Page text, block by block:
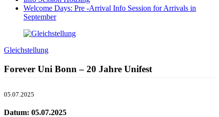
Welcome Days: Pre -Arrival Info Session for Arrivals in
September
Gleichstellung
Forever Uni Bonn – 20 Jahre Unifest
05.07.2025
Datum: 05.07.2025